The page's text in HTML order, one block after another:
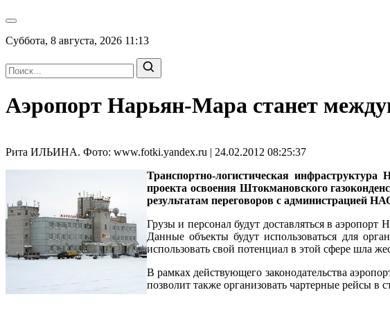
Суббота, 8 августа, 2026 11:13
Аэропорт Нарьян-Мара станет
Рита ИЛЬИНА. Фото: www.fotki.yandex.ru | 24.02.2012 08:25:37
Транспортно-логистическая
проекта освоения Штокмановского
результатам переговоров с администрацией
Грузы и персонал будут доставляться в
Данные объекты будут использоваться для
использовать свой потенциал в этой сфере шла
В рамках действующего законодательства
позволит также организовать чартерные рейсы в